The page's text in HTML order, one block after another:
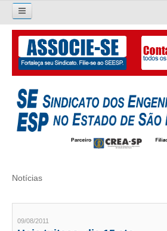
Pesquisar...
O SINDICATO
APRESENTAÇÃO
PALAVRA DO PRESIDENTE
Notícias
09/08/2011